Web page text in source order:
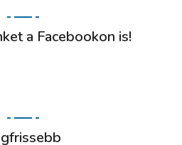
a Facebookon is!